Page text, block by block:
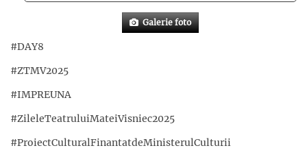
Galerie foto
#DAY8
#ZTMV2025
#IMPREUNA
#ZileleTeatruluiMateiVisniec2025
#ProiectCulturalFinantatdeMinisterulCulturii